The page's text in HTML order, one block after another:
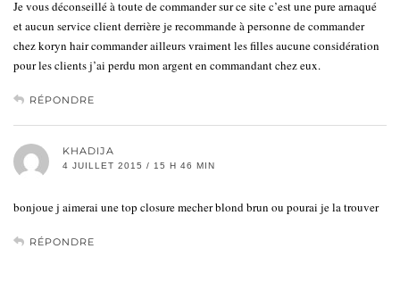
Je vous déconseillé à toute de commander sur ce site c’est une pure arnaqué
et aucun service client derrière je recommande à personne de commander
chez koryn hair commander ailleurs vraiment les filles aucune considération
pour les clients j’ai perdu mon argent en commandant chez eux.
RÉPONDRE
KHADIJA
4 JUILLET 2015 / 15 H 46 MIN
bonjoue j aimerai une top closure mecher blond brun ou pourai je la trouver
RÉPONDRE